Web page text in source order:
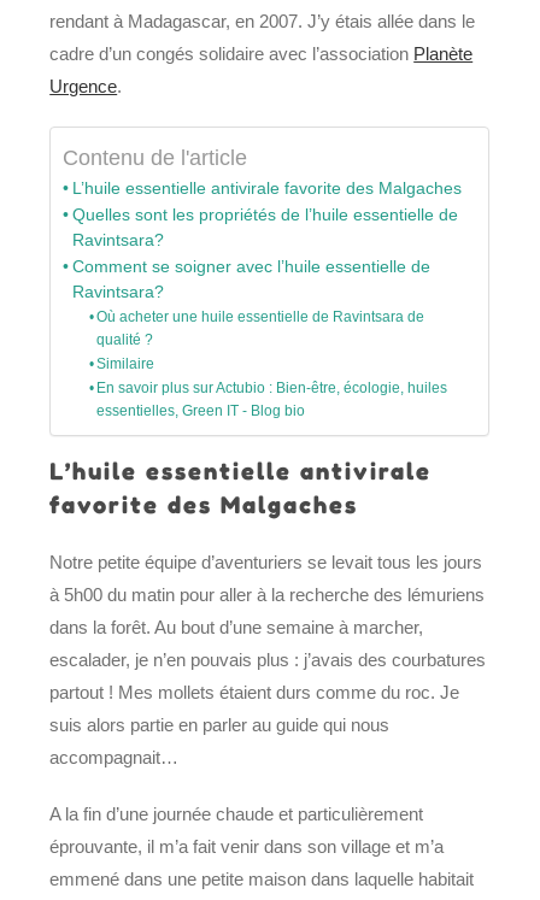
rendant à Madagascar, en 2007. J’y étais allée dans le
cadre d’un congés solidaire avec l’association Planète
Urgence.
Contenu de l'article
L’huile essentielle antivirale favorite des Malgaches
Quelles sont les propriétés de l’huile essentielle de
Ravintsara?
Comment se soigner avec l’huile essentielle de
Ravintsara?
Où acheter une huile essentielle de Ravintsara de
qualité ?
Similaire
En savoir plus sur Actubio : Bien-être, écologie, huiles
essentielles, Green IT - Blog bio
L’huile essentielle antivirale
favorite des Malgaches
Notre petite équipe d’aventuriers se levait tous les jours
à 5h00 du matin pour aller à la recherche des lémuriens
dans la forêt. Au bout d’une semaine à marcher,
escalader, je n’en pouvais plus : j’avais des courbatures
partout ! Mes mollets étaient durs comme du roc. Je
suis alors partie en parler au guide qui nous
accompagnait…
A la fin d’une journée chaude et particulièrement
éprouvante, il m’a fait venir dans son village et m’a
emmené dans une petite maison dans laquelle habitait